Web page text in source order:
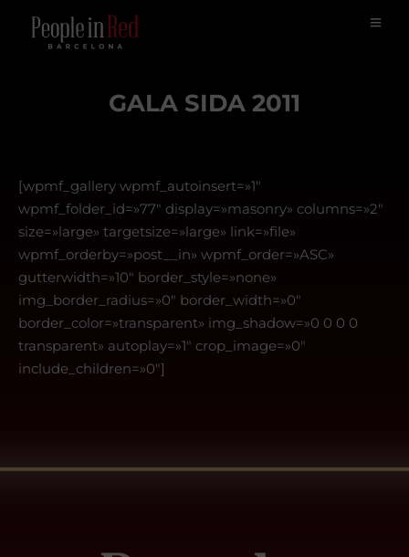
GALA SIDA 2011
[wpmf_gallery wpmf_autoinsert=»1″
wpmf_folder_id=»77″ display=»masonry» columns=»2″
size=»large» targetsize=»large» link=»file»
wpmf_orderby=»post__in» wpmf_order=»ASC»
gutterwidth=»10″ border_style=»none»
img_border_radius=»0″ border_width=»0″
border_color=»transparent» img_shadow=»0 0 0 0
transparent» autoplay=»1″ crop_image=»0″
include_children=»0″]